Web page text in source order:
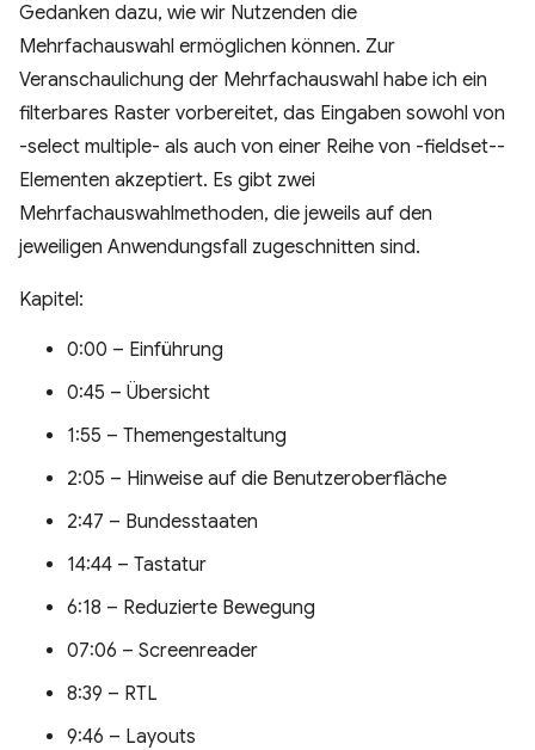
Gedanken dazu, wie wir Nutzenden die
Mehrfachauswahl ermöglichen können. Zur
Veranschaulichung der Mehrfachauswahl habe ich ein
filterbares Raster vorbereitet, das Eingaben sowohl von
-select multiple- als auch von einer Reihe von -fieldset--
Elementen akzeptiert. Es gibt zwei
Mehrfachauswahlmethoden, die jeweils auf den
jeweiligen Anwendungsfall zugeschnitten sind.
Kapitel:
0:00 – Einführung
0:45 – Übersicht
1:55 – Themengestaltung
2:05 – Hinweise auf die Benutzeroberfläche
2:47 – Bundesstaaten
14:44 – Tastatur
6:18 – Reduzierte Bewegung
07:06 – Screenreader
8:39 – RTL
9:46 – Layouts